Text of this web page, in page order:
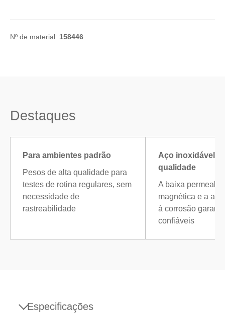
Nº de material: 158446
Destaques
Para ambientes padrão
Pesos de alta qualidade para
testes de rotina regulares, sem
necessidade de
rastreabilidade
Aço inoxidável
qualidade
A baixa
magnética e a
à corrosão
confiáveis
Especificações